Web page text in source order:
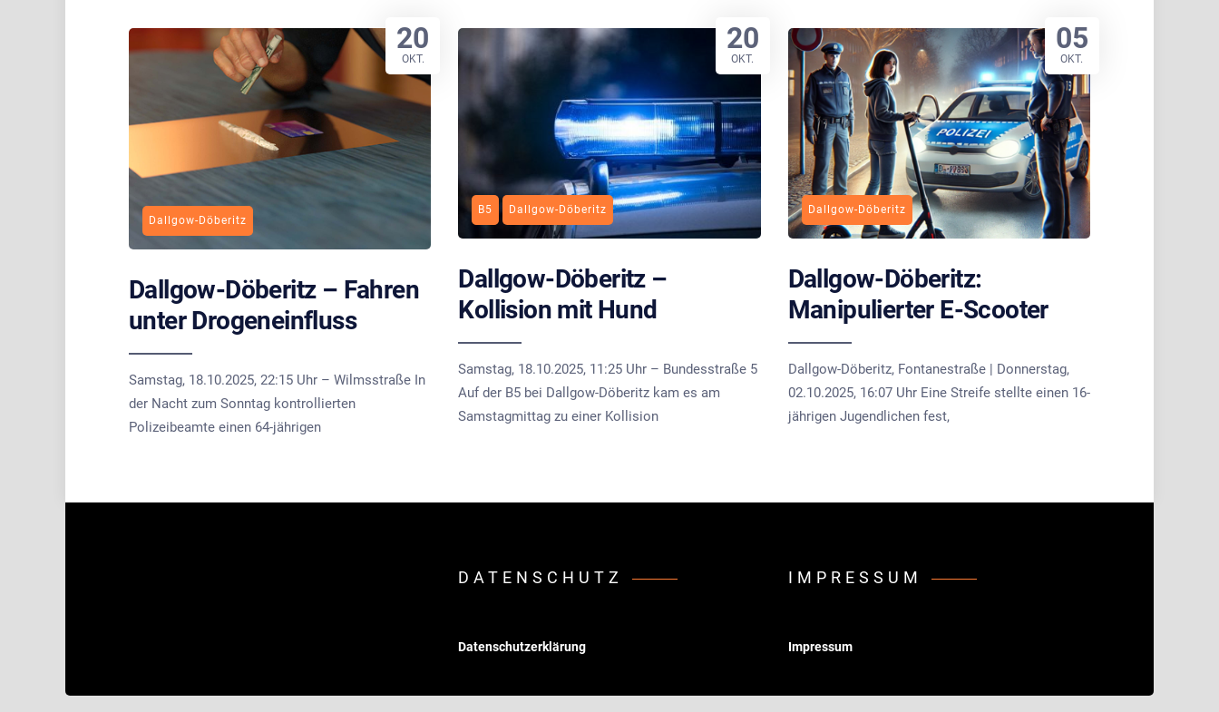
Dallgow-Döberitz
Dallgow-Döberitz – Fahren
unter Drogeneinfluss
Samstag, 18.10.2025, 22:15 Uhr – Wilmsstraße In
der Nacht zum Sonntag kontrollierten
Polizeibeamte einen 64-jährigen
20
OKT.
B5 Dallgow-Döberitz
Dallgow-Döberitz –
Kollision mit Hund
Samstag, 18.10.2025, 11:25 Uhr – Bundesstraße 5
Auf der B5 bei Dallgow-Döberitz kam es am
Samstagmittag zu einer Kollision
20
OKT.
Dallgow-Döberitz
Dallgow-Döberitz:
Manipulierter E-Scooter
Dallgow-Döberitz, Fontanestraße | Donnerstag,
02.10.2025, 16:07 Uhr Eine Streife stellte einen 16-
jährigen Jugendlichen fest,
05
OKT.
DATENSCHUTZ
Datenschutzerklärung
IMPRESSUM
Impressum